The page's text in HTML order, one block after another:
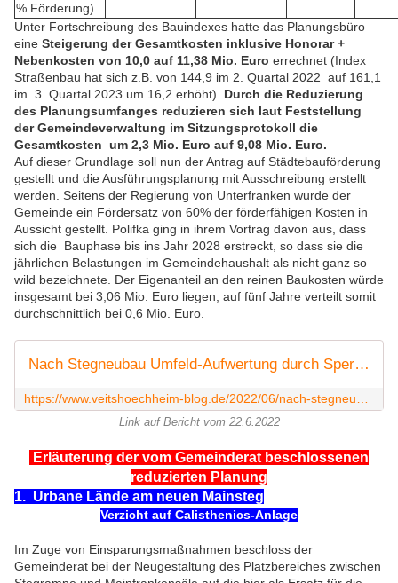
% Förderung)
Unter Fortschreibung des Bauindexes hatte das Planungsbüro
eine Steigerung der Gesamtkosten inklusive Honorar +
Nebenkosten von 10,0 auf 11,38 Mio. Euro errechnet (Index
Straßenbau hat sich z.B. von 144,9 im 2. Quartal 2022 auf 161,1
im 3. Quartal 2023 um 16,2 erhöht). Durch die Reduzierung
des Planungsumfanges reduzieren sich laut Feststellung
der Gemeindeverwaltung im Sitzungsprotokoll die
Gesamtkosten um 2,3 Mio. Euro auf 9,08 Mio. Euro.
Auf dieser Grundlage soll nun der Antrag auf Städtebauförderung
gestellt und die Ausführungsplanung mit Ausschreibung erstellt
werden. Seitens der Regierung von Unterfranken wurde der
Gemeinde ein Fördersatz von 60% der förderfähigen Kosten in
Aussicht gestellt. Polifka ging in ihrem Vortrag davon aus, dass
sich die Bauphase bis ins Jahr 2028 erstreckt, so dass sie die
jährlichen Belastungen im Gemeindehaushalt als nicht ganz so
wild bezeichnete. Der Eigenanteil an den reinen Baukosten würde
insgesamt bei 3,06 Mio. Euro liegen, auf fünf Jahre verteilt somit
durchschnittlich bei 0,6 Mio. Euro.
Nach Stegneubau Umfeld-Aufwertung durch Sperrung Mainlände, Calistenics-Anlage, Wasserspiel, Mainbalkon, Wasserwanderer-Anlage, Außengastronomie, Marktplatz, Uferplatz - Veitshöchheimer Gemeinderat billigte zehn Millionen teure Neugestaltungsplanung des Berliner Büros relais - Veitshöchheim News
Link auf Bericht vom 22.6.2022
Erläuterung der vom Gemeinderat beschlossenen
reduzierten Planung
1. Urbane Lände am neuen Mainsteg
Verzicht auf Calisthenics-Anlage
Im Zuge von Einsparungsmaßnahmen beschloss der
Gemeinderat bei der Neugestaltung des Platzbereiches zwischen